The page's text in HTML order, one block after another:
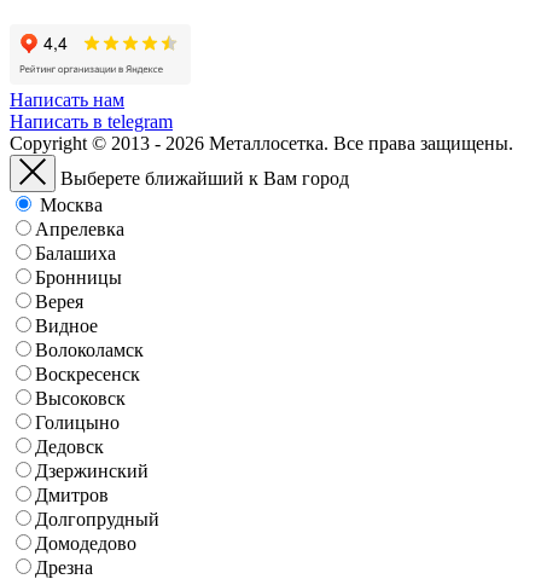
Написать нам
Написать в telegram
Copyright © 2013 - 2026 Металлосетка. Все права защищены.
Выберете ближайший к Вам город
Москва
Апрелевка
Балашиха
Бронницы
Верея
Видное
Волоколамск
Воскресенск
Высоковск
Голицыно
Дедовск
Дзержинский
Дмитров
Долгопрудный
Домодедово
Дрезна